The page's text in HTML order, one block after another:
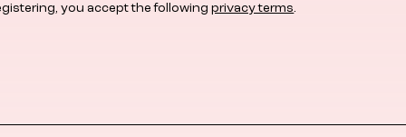
you accept the followingprivacy terms.